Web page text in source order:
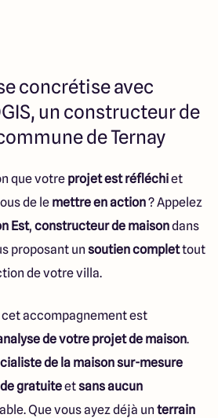
concrétise avec
un constructeur de
de Ternay
que votre projet est réfléchiet
de le mettre en action? Appelez
Est, constructeur de maisondans
proposant un soutien complettout
de votre villa.
accompagnement est
de votre projet de maison.
de la maison sur-mesure
gratuiteetsans aucun
Que vous ayez déjà un terrain